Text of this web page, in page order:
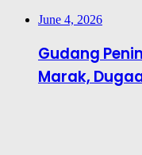
June 4, 2026
Gudang
Marak,